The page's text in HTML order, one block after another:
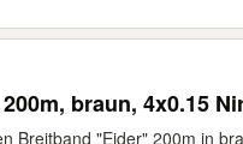
braun, 4x0.15
Breitband "Eider" 200m in